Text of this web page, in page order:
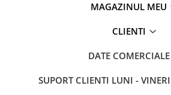
MAGAZINUL MEU
CLIENTI
DATE COMERCIALE
SUPORT CLIENTI LUNI -